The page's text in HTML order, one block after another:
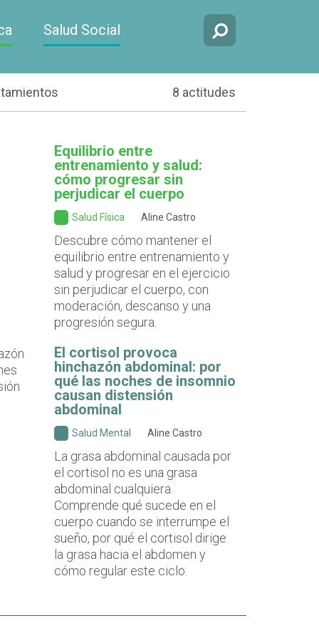
Salud Social
8 actitudes
Equilibrio entre
entrenamiento y salud:
cómo progresar sin
perjudicar el cuerpo
Salud Física Aline Castro
Descubre cómo mantener el
equilibrio entre entrenamiento y
salud y progresar en el ejercicio
sin perjudicar el cuerpo, con
moderación, descanso y una
progresión segura.
El cortisol provoca
hinchazón abdominal: por
qué las noches de insomnio
causan distensión
abdominal
Salud Mental Aline Castro
La grasa abdominal causada por
el cortisol no es una grasa
abdominal cualquiera.
Comprende qué sucede en el
cuerpo cuando se interrumpe el
sueño, por qué el cortisol dirige
la grasa hacia el abdomen y
cómo regular este ciclo.